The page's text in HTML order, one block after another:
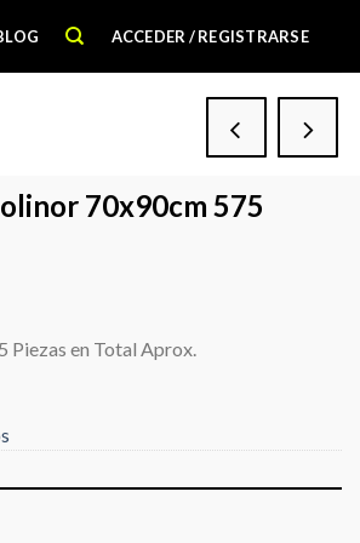
ACCEDER / REGISTRARSE
70x90cm 575
Piezas en Total Aprox.